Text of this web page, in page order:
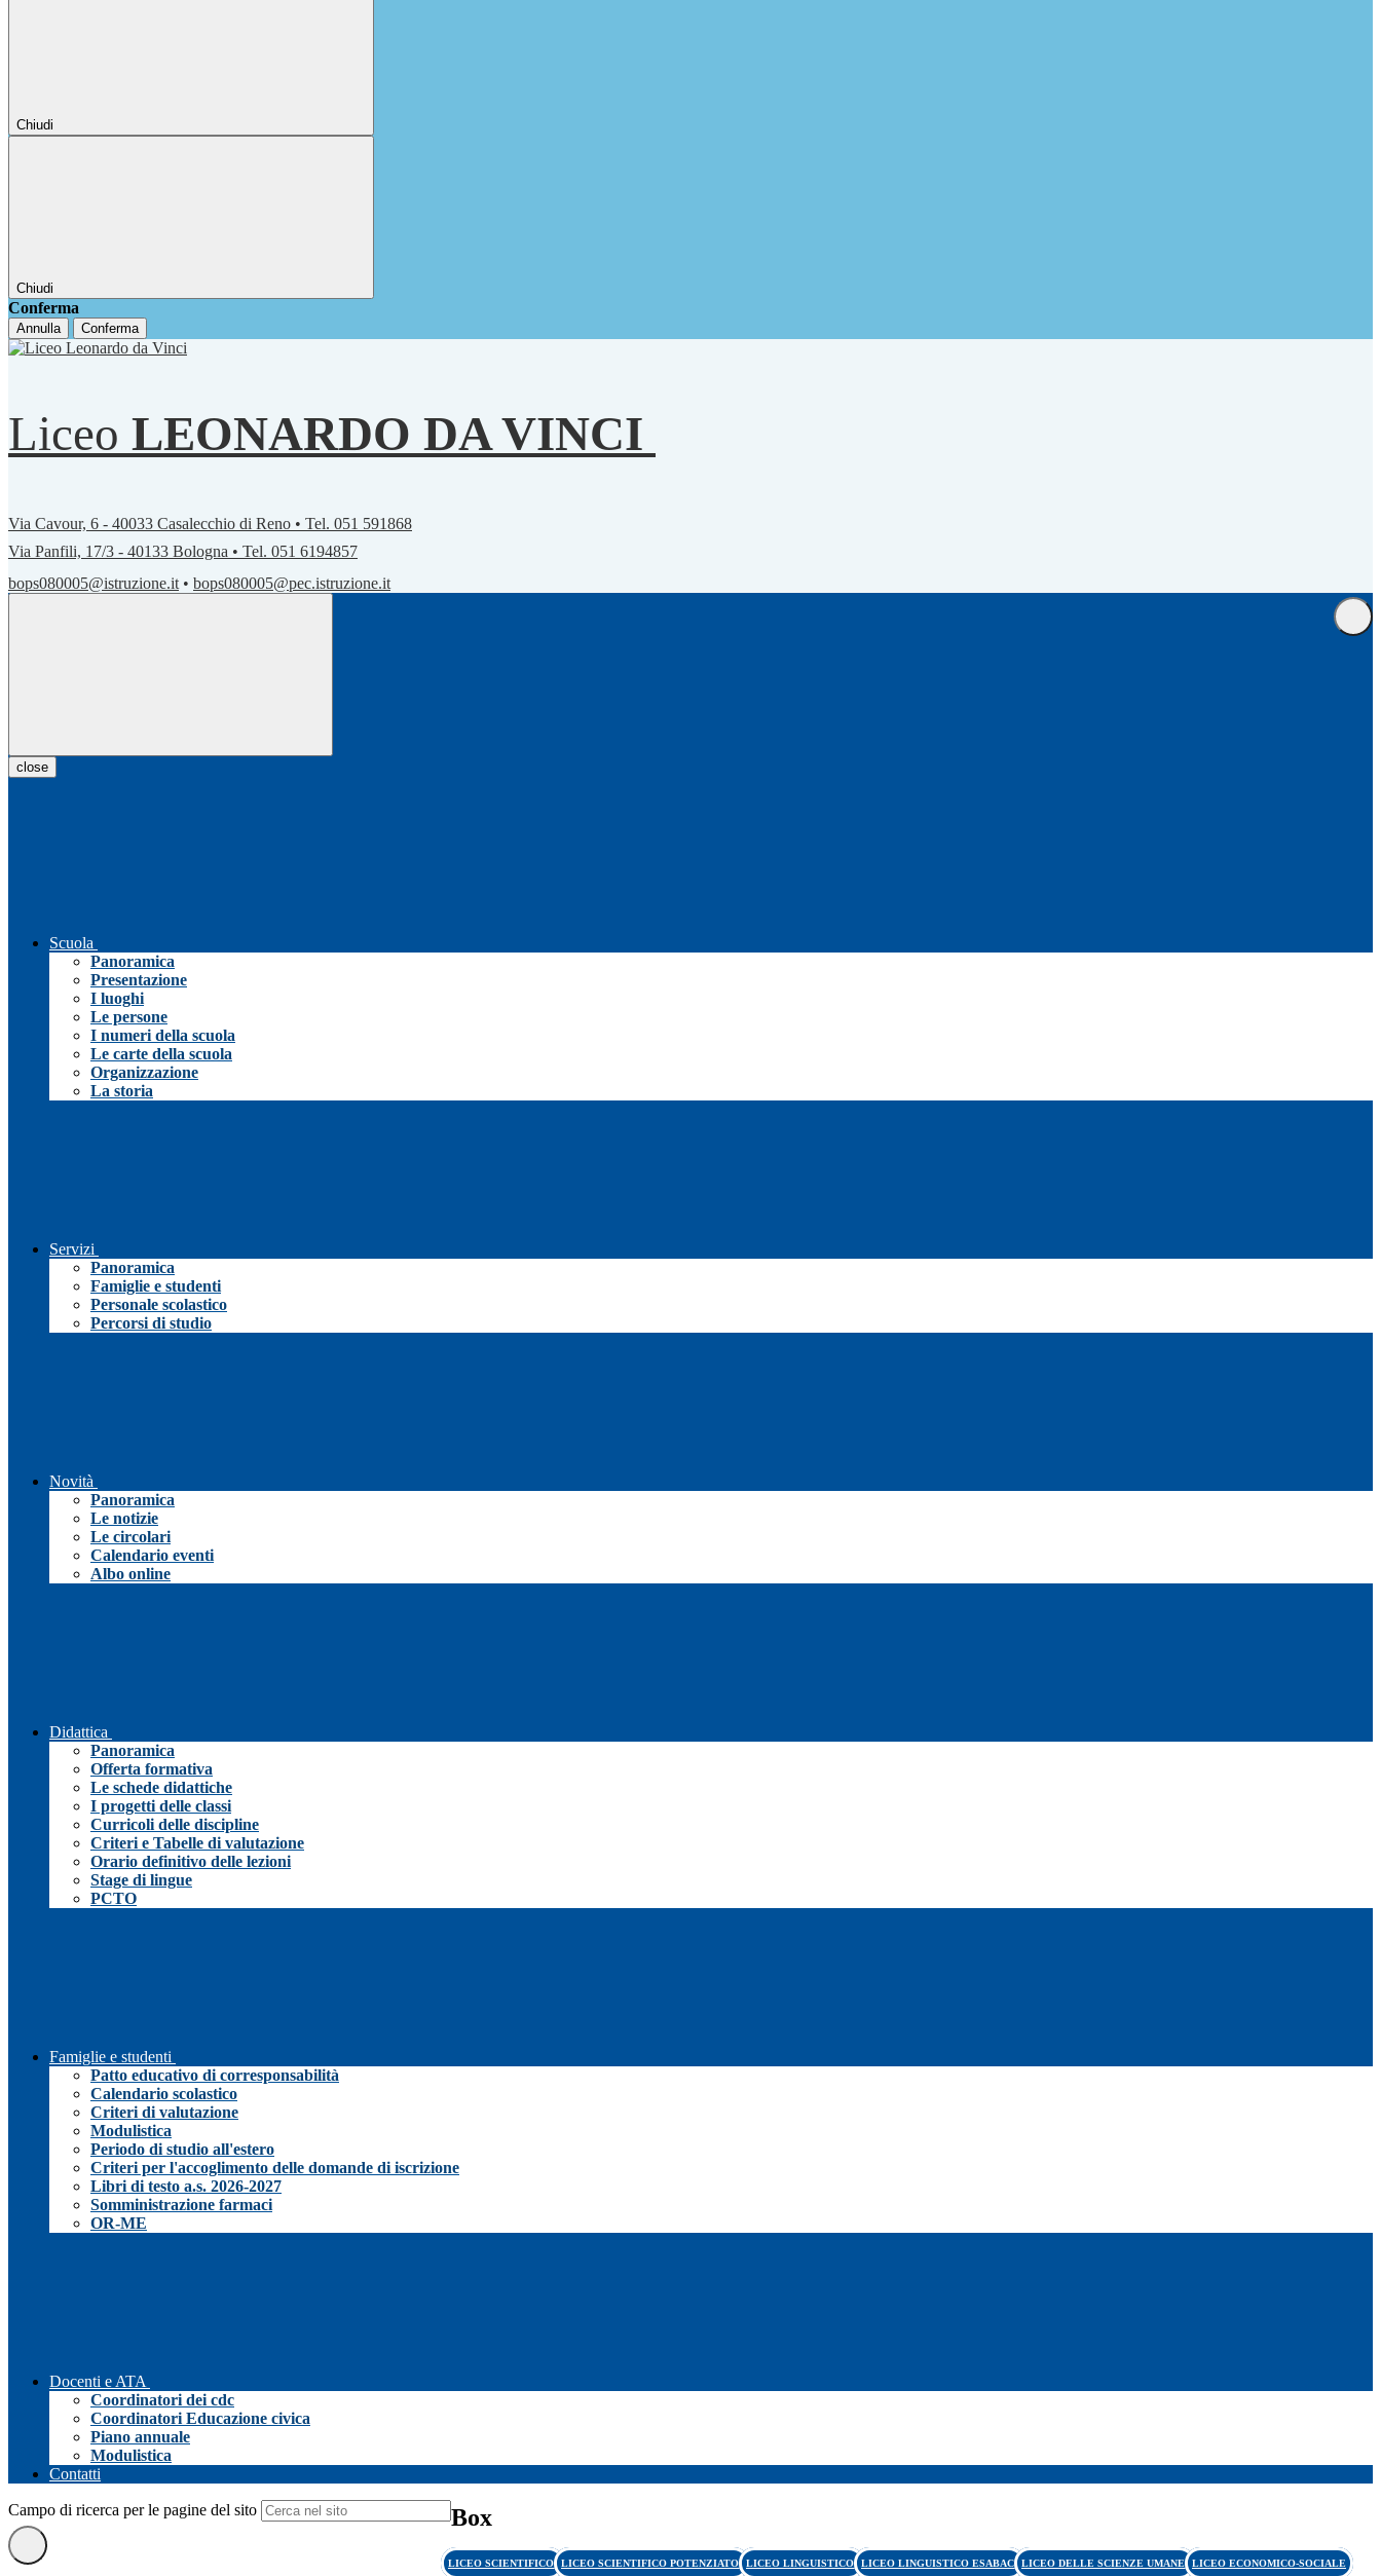
Chiudi
Chiudi
Conferma
Annulla Conferma
Liceo LEONARDO DA VINCI
Via Cavour, 6 - 40033 Casalecchio di Reno • Tel. 051 591868
Via Panfili, 17/3 - 40133 Bologna • Tel. 051 6194857
bops080005@istruzione.it • bops080005@pec.istruzione.it
close
Scuola
Panoramica
Presentazione
I luoghi
Le persone
I numeri della scuola
Le carte della scuola
Organizzazione
La storia
Servizi
Panoramica
Famiglie e studenti
Personale scolastico
Percorsi di studio
Novità
Panoramica
Le notizie
Le circolari
Calendario eventi
Albo online
Didattica
Panoramica
Offerta formativa
Le schede didattiche
I progetti delle classi
Curricoli delle discipline
Criteri e Tabelle di valutazione
Orario definitivo delle lezioni
Stage di lingue
PCTO
Famiglie e studenti
Patto educativo di corresponsabilità
Calendario scolastico
Criteri di valutazione
Modulistica
Periodo di studio all'estero
Criteri per l'accoglimento delle domande di iscrizione
Libri di testo a.s. 2026-2027
Somministrazione farmaci
OR-ME
Docenti e ATA
Coordinatori dei cdc
Coordinatori Educazione civica
Piano annuale
Modulistica
Contatti
Campo di ricerca per le pagine del sito Box
LICEO SCIENTIFICO LICEO SCIENTIFICO POTENZIATO LICEO LINGUISTICO LICEO LINGUISTICO ESABAC LICEO DELLE SCIENZE UMANE LICEO ECONOMICO-SOCIALE